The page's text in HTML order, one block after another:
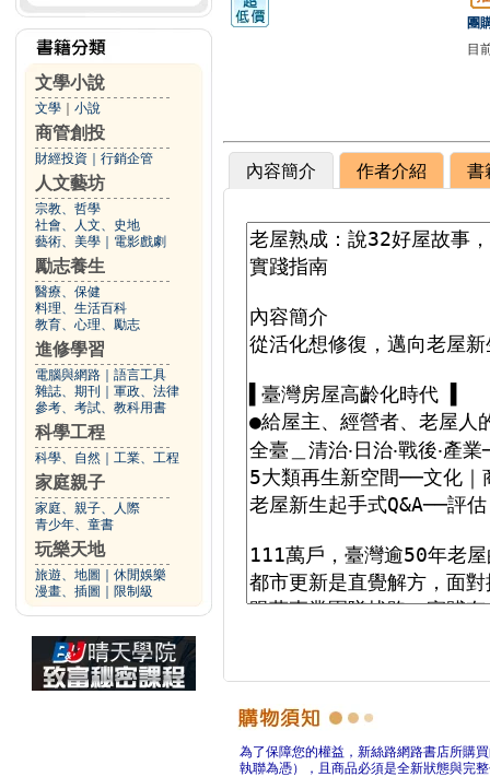
文學小說
文學 小說
商管創投
財經投資 行銷企管
人文藝坊
宗教、哲學
社會、人文、史地
藝術、美學
電影戲劇
勵志養生
醫療、保健
料理、生活百科
教育、心理、勵志
進修學習
電腦與網路
語言工具
雜誌、期刊
軍政、法律
參考、考試、教科用書
科學工程
科學、自然 工業、工程
家庭親子
家庭、親子、人際
青少年、童書
玩樂天地
旅遊、地圖
休閒娛樂
漫畫、插圖
限制級
團
目
內容簡介 作者介紹 書
為了保障您的權益，新絲路網路書店所購
執聯為憑），且商品必須是全新狀態與完